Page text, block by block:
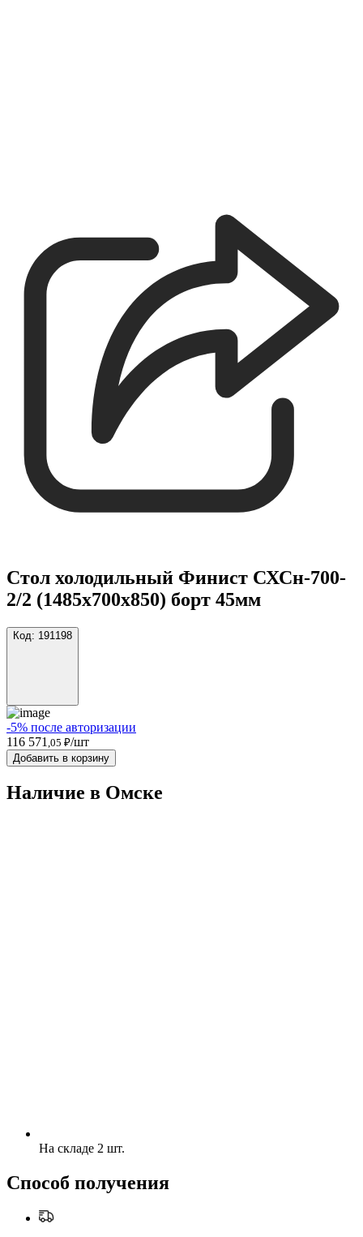
Стол холодильный Финист СХСн-700-
2/2 (1485х700х850) борт 45мм
Код: 191198
-5% после авторизации
116 571 ,05 ₽/шт
Добавить в корзину
Наличие в Омскe
На складе 2 шт.
Способ получения